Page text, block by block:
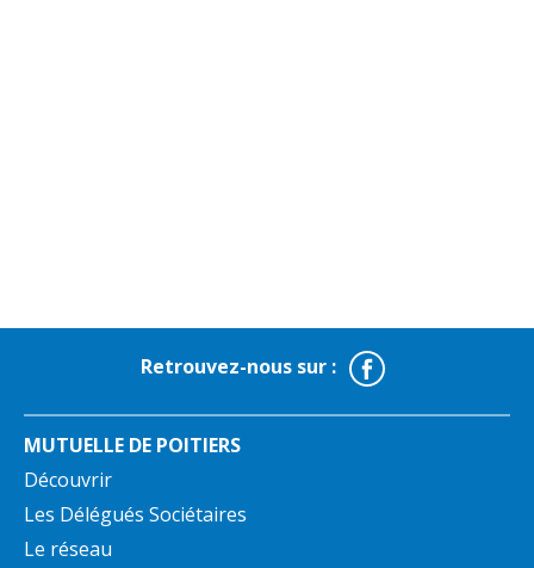
Retrouvez-nous sur : Facebook
MUTUELLE DE POITIERS
Découvrir
Les Délégués Sociétaires
Le réseau